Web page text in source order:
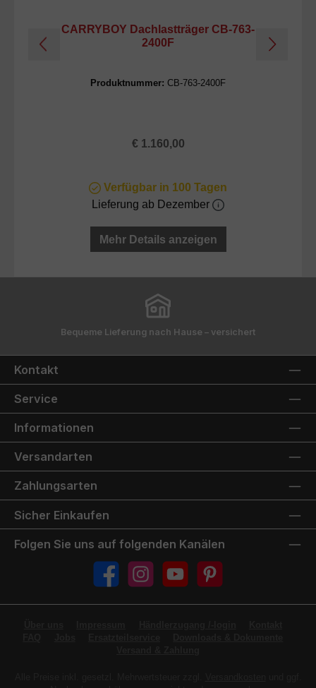
CARRYBOY Dachlastträger CB-763-
2400F
Produktnummer: CB-763-2400F
Regulärer Preis:
€ 1.160,00
Verfügbar in 100 Tagen
Lieferung ab Dezember
Mehr Details anzeigen
Bequeme Lieferung nach Hause – versichert
Kontakt
Service
Informationen
Versandarten
Zahlungsarten
Sicher Einkaufen
Folgen Sie uns auf folgenden Kanälen
FacebookInstagramYouTube Pinterest